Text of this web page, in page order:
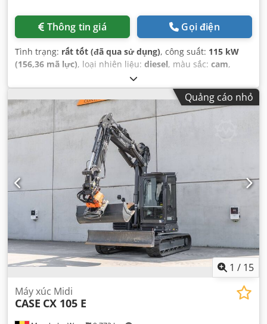
Thông tin giá Gọi điện
Tình trạng: rất tốt (đã qua sử dụng), công suất: 115 kW
(156,36 mã lực), loại nhiên liệu: diesel, màu sắc: cam,
, Năm sản xuất:
động:15.109 h,
Quảng cáo nhỏ
1 / 15
Máy xúc Midi
CASE CX 105 E